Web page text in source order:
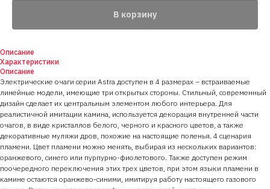
В корзину
Описание
Характеристики
Описание
Электрические очаги серии Astra доступен в 4 размерах – встраиваемые
линейные модели, имеющие три открытых стороны. Стильный, современный
дизайн сделает их центральным элементом любого интерьера. Для
реалистичной имитации камина, используется декорация внутренней части
очагов, в виде кристаллов белого, черного и красного цветов, а также
декоративные муляжи дров, похожие на настоящие поленья. 4 сценария
пламени. Цвет пламени можно менять, выбирая из нескольких вариантов:
оранжевого, синего или пурпурно-фиолетового. Также доступен режим
поочередного переключения этих трех цветов, при этом языки пламени в
камине остаются оранжево-синими, имитируя работу настоящего газового